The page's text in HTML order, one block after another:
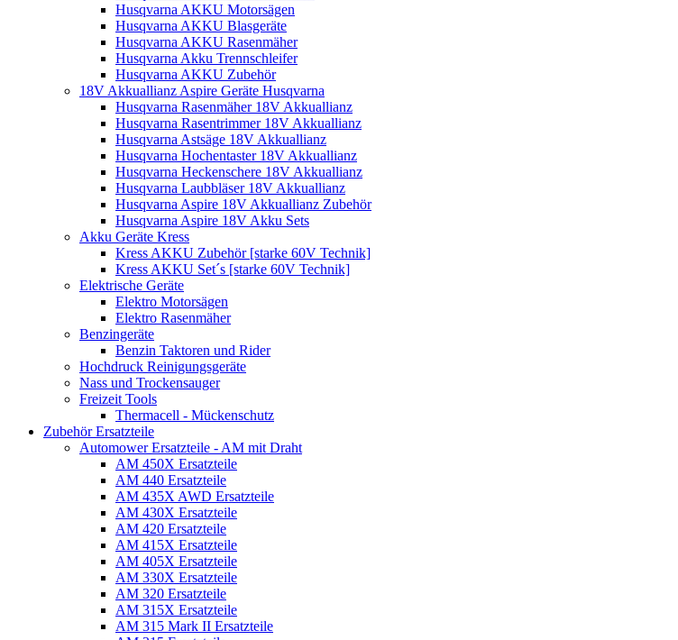
Husqvarna AKKU Motorsägen
Husqvarna AKKU Blasgeräte
Husqvarna AKKU Rasenmäher
Husqvarna Akku Trennschleifer
Husqvarna AKKU Zubehör
18V Akkuallianz Aspire Geräte Husqvarna
Husqvarna Rasenmäher 18V Akkuallianz
Husqvarna Rasentrimmer 18V Akkuallianz
Husqvarna Astsäge 18V Akkuallianz
Husqvarna Hochentaster 18V Akkuallianz
Husqvarna Heckenschere 18V Akkuallianz
Husqvarna Laubbläser 18V Akkuallianz
Husqvarna Aspire 18V Akkuallianz Zubehör
Husqvarna Aspire 18V Akku Sets
Akku Geräte Kress
Kress AKKU Zubehör [starke 60V Technik]
Kress AKKU Set´s [starke 60V Technik]
Elektrische Geräte
Elektro Motorsägen
Elektro Rasenmäher
Benzingeräte
Benzin Taktoren und Rider
Hochdruck Reinigungsgeräte
Nass und Trockensauger
Freizeit Tools
Thermacell - Mückenschutz
Zubehör Ersatzteile
Automower Ersatzteile - AM mit Draht
AM 450X Ersatzteile
AM 440 Ersatzteile
AM 435X AWD Ersatzteile
AM 430X Ersatzteile
AM 420 Ersatzteile
AM 415X Ersatzteile
AM 405X Ersatzteile
AM 330X Ersatzteile
AM 320 Ersatzteile
AM 315X Ersatzteile
AM 315 Mark II Ersatzteile